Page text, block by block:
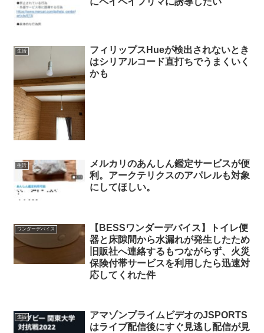
生活
フィリップスHueが検出されないとき
はシリアルコード直打ちでうまくいく
かも
生活
メルカリのあんしん鑑定サービスが便
利。アークテリクスのアパレルも対象
にしてほしい。
ワンダーデバイス
【BESSワンダーデバイス】トイレ便
器と床隙間から水漏れが発生したため
旧販社へ連絡するもつながらず、火災
保険付帯サービスを利用したら迅速対
応してくれた件
生活
アマゾンプライムビデオのJSPORTS
はライブ配信後にすぐ見逃し配信が見